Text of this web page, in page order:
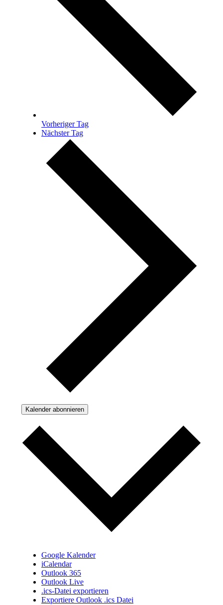
Vorheriger Tag
Nächster Tag
Kalender abonnieren
Google Kalender
iCalendar
Outlook 365
Outlook Live
.ics-Datei exportieren
Exportiere Outlook .ics Datei